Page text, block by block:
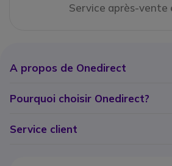
Service après-vente
A propos de Onedirect
Pourquoi choisir Onedirect?
Service client